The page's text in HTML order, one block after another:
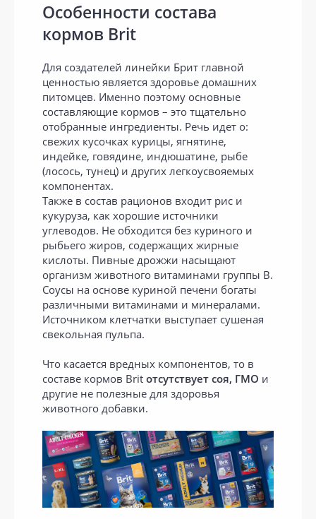
Особенности состава
кормов Brit
Для создателей линейки Брит главной
ценностью является здоровье домашних
питомцев. Именно поэтому основные
составляющие кормов – это тщательно
отобранные ингредиенты. Речь идет о:
свежих кусочках курицы, ягнятине,
индейке, говядине, индюшатине, рыбе
(лосось, тунец) и других легкоусвояемых
компонентах.
Также в состав рационов входит рис и
кукуруза, как хорошие источники
углеводов. Не обходится без куриного и
рыбьего жиров, содержащих жирные
кислоты. Пивные дрожжи насыщают
организм животного витаминами группы В.
Соусы на основе куриной печени богаты
различными витаминами и минералами.
Источником клетчатки выступает сушеная
свекольная пульпа.
Что касается вредных компонентов, то в
составе кормов Brit отсутствует соя, ГМО и
другие не полезные для здоровья
животного добавки.